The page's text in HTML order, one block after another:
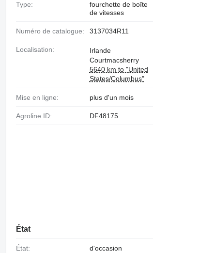
Type:
fourchette de boîte
de vitesses
Numéro de catalogue: 3137034R11
Localisation:
Irlande
Courtmacsherry
5640 km to "United
States/Columbus"
Mise en ligne: plus d'un mois
Agroline ID: DF48175
État
État: d'occasion